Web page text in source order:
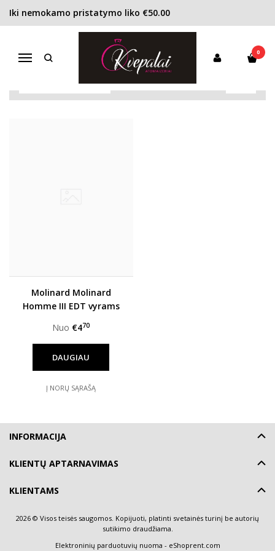
Iki nemokamo pristatymo liko €50.00
Navigacija
0
MOLINARD
Pirkite pagal gamintoją
Molinard Molinard
Homme III EDT vyrams
Nuo €470
DAUGIAU
Į NORŲ SĄRAŠĄ
INFORMACIJA
KLIENTŲ APTARNAVIMAS
KLIENTAMS
2026 © Visos teisės saugomos. Kopijuoti, platinti svetainės turinį be autorių
sutikimo draudžiama.
Elektroninių parduotuvių nuoma - eShoprent.com